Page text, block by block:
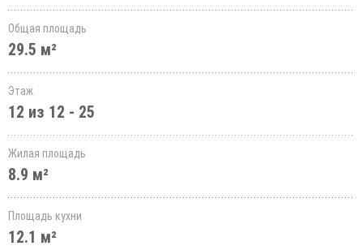
Общая площадь
29.5 м²
Этаж
12 из 12 - 25
Жилая площадь
8.9 м²
Площадь кухни
12.1 м²